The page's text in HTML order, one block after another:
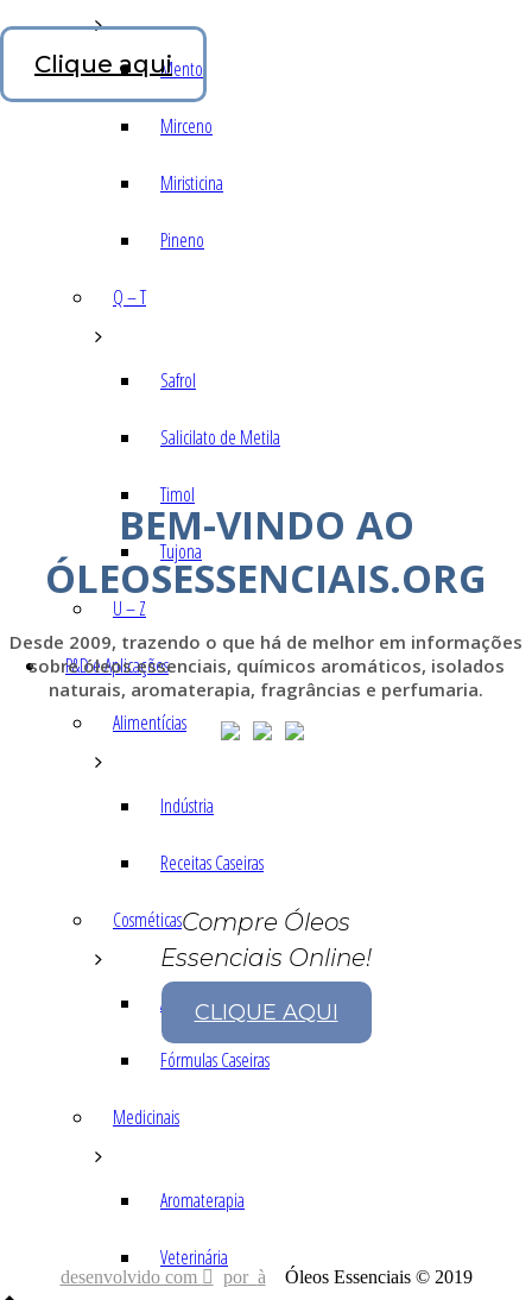
Mentol
Mirceno
Miristicina
Pineno
Q – T
Safrol
Salicilato de Metila
Timol
Tujona
U – Z
P&D e Aplicações
Alimentícias
Indústria
Receitas Caseiras
Cosméticas
Aromaterapia
Fórmulas Caseiras
Medicinais
Aromaterapia
Veterinária
Clique aqui
BEM-VINDO AO
ÓLEOSESSENCIAIS.ORG
Desde 2009, trazendo o que há de melhor em informações
sobre óleos essenciais, químicos aromáticos, isolados
naturais, aromaterapia, fragrâncias e perfumaria.
Compre Óleos
Essenciais Online!
CLIQUE AQUI
desenvolvido com por Óleos Essenciais © 2019